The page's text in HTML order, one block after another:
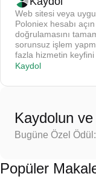
Web sitesi veya
Poloniex hesabı
doğrulamasını
sorunsuz işlem
fazla hizmetin keyfini
Kaydol
Kaydolun ve
Bugüne Özel
Popüler